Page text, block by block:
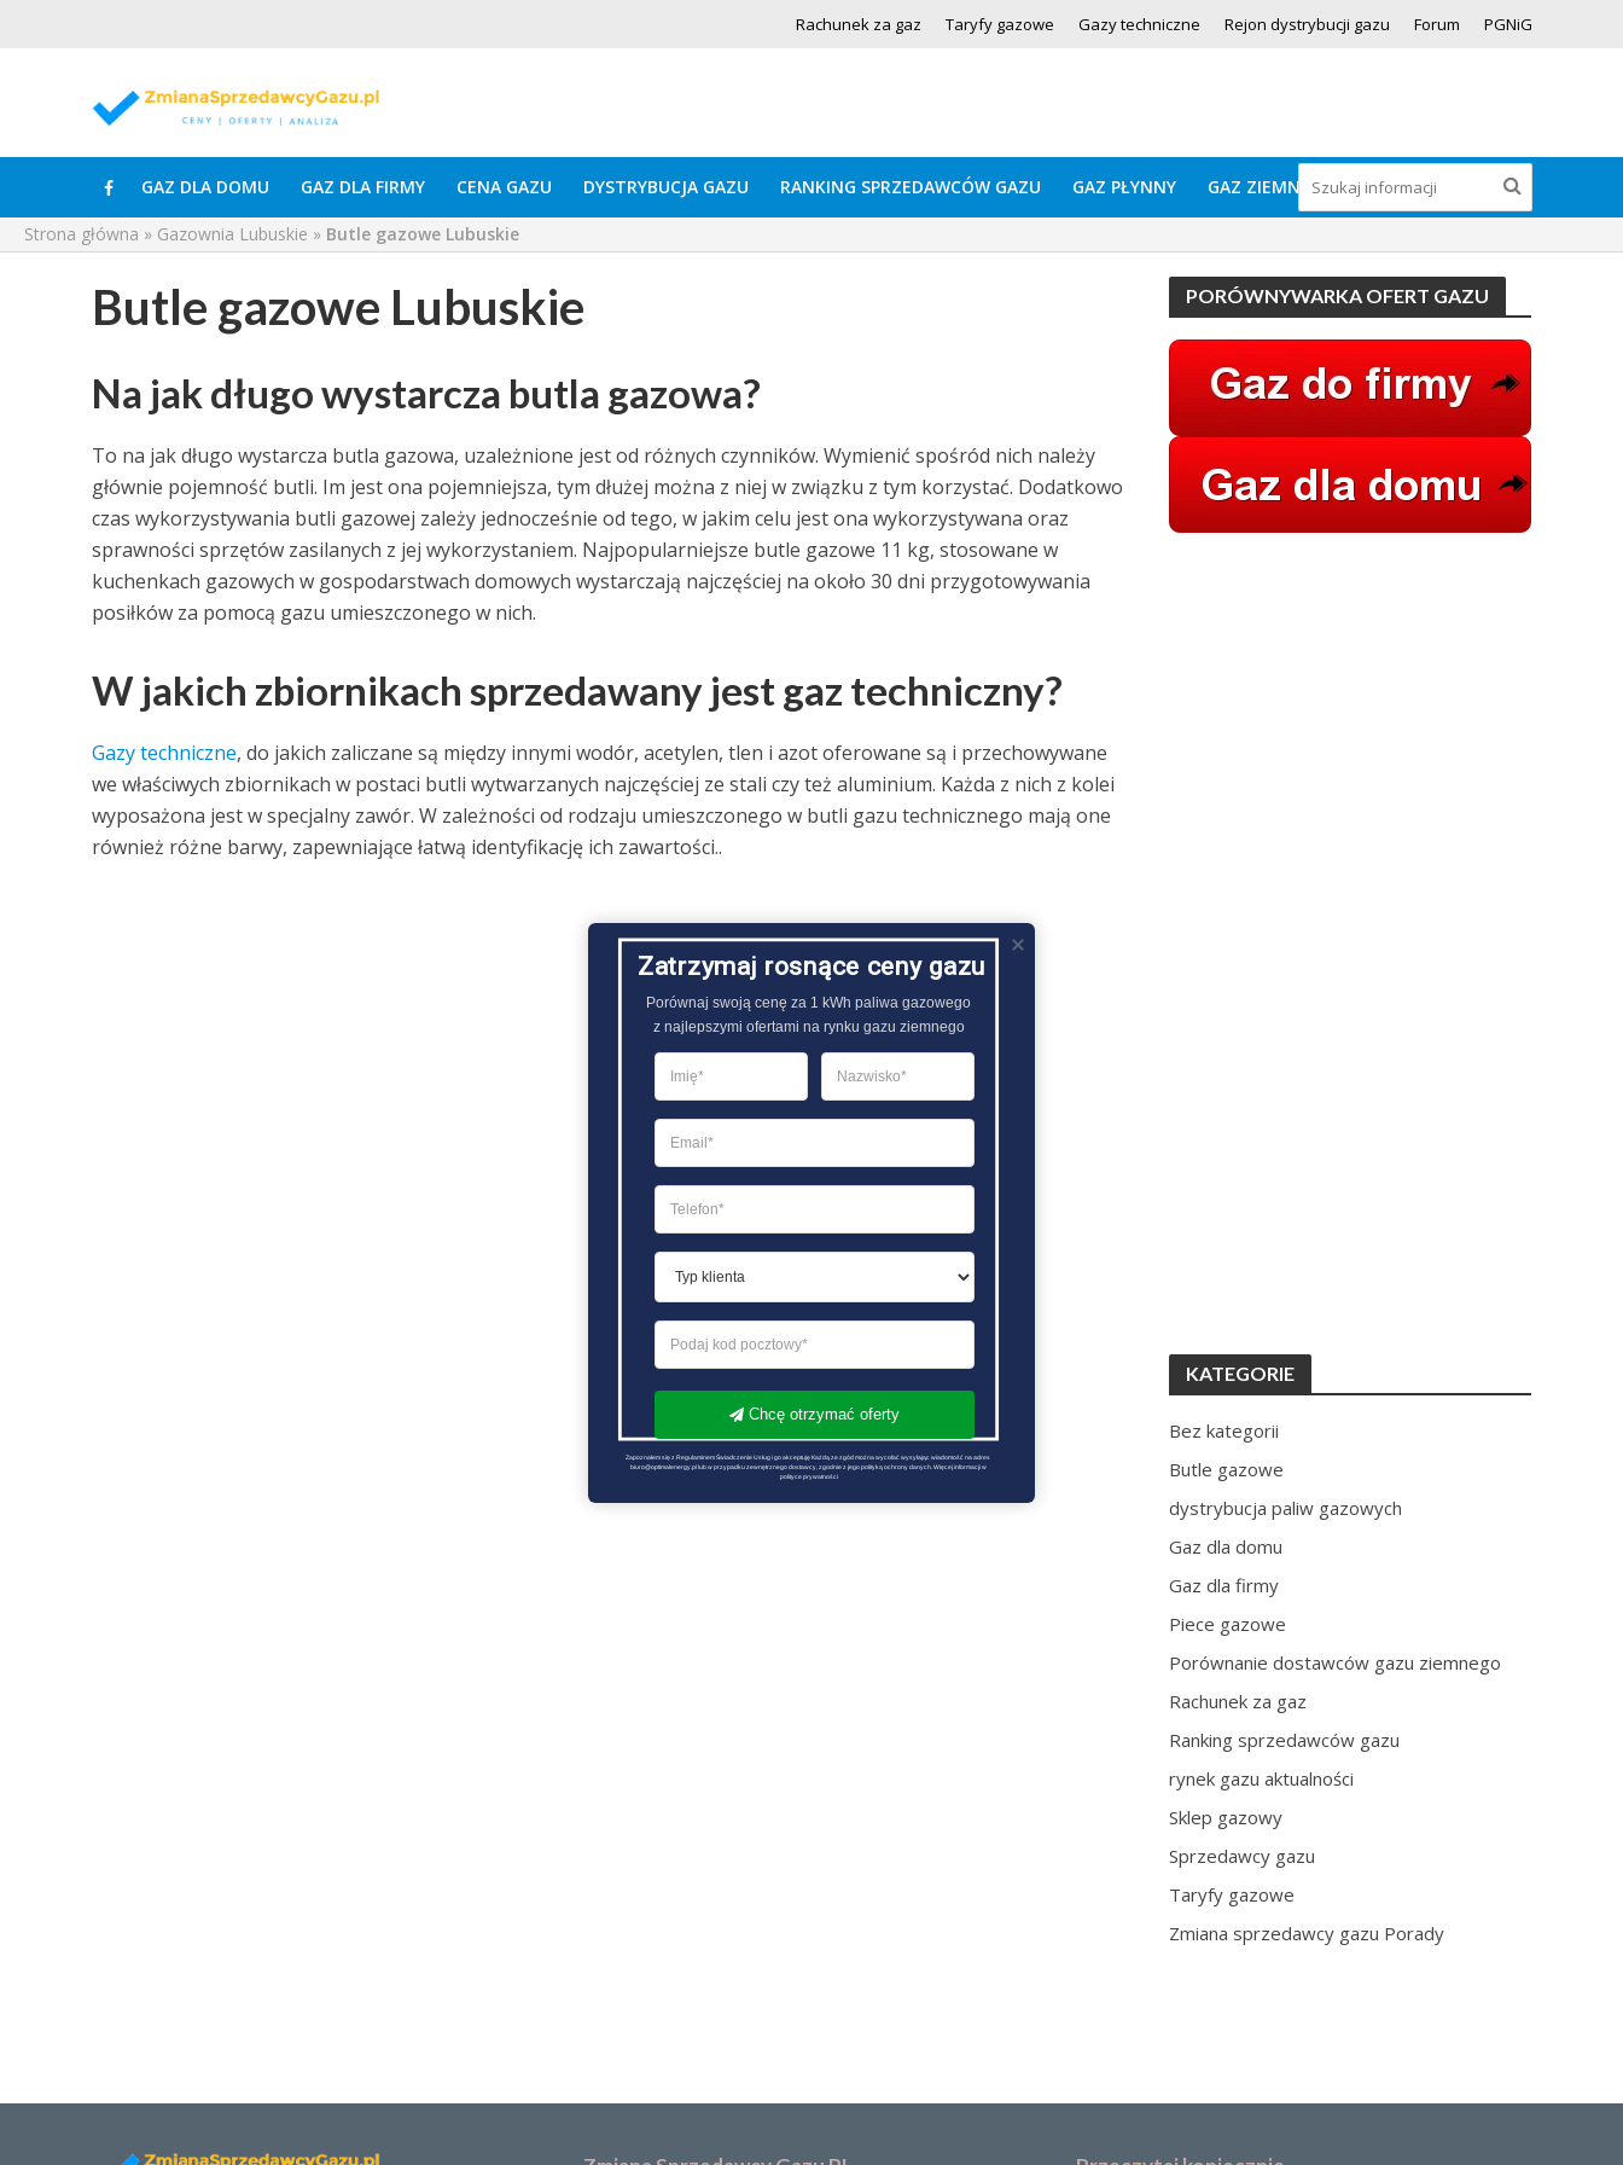
Rachunek za gaz Taryfy gazowe Gazy techniczne Rejon dystrybucji gazu Forum PGNiG
GAZ DLA DOMU GAZ DLA FIRMY CENA GAZU DYSTRYBUCJA GAZU RANKING SPRZEDAWCÓW GAZU GAZ PŁYNNY GAZ ZIEMNY
Strona główna » Gazownia Lubuskie » Butle gazowe Lubuskie
Butle gazowe Lubuskie
Na jak długo wystarcza butla gazowa?
To na jak długo wystarcza butla gazowa, uzależnione jest od różnych czynników. Wymienić spośród nich należy
głównie pojemność butli. Im jest ona pojemniejsza, tym dłużej można z niej w związku z tym korzystać. Dodatkowo
czas wykorzystywania butli gazowej zależy jednocześnie od tego, w jakim celu jest ona wykorzystywana oraz
sprawności sprzętów zasilanych z jej wykorzystaniem. Najpopularniejsze butle gazowe 11 kg, stosowane w
kuchenkach gazowych w gospodarstwach domowych wystarczają najczęściej na około 30 dni przygotowywania
posiłków za pomocą gazu umieszczonego w nich.
W jakich zbiornikach sprzedawany jest gaz techniczny?
Gazy techniczne, do jakich zaliczane są między innymi wodór, acetylen, tlen i azot oferowane są i przechowywane
we właściwych zbiornikach w postaci butli wytwarzanych najczęściej ze stali czy też aluminium. Każda z nich z kolei
wyposażona jest w specjalny zawór. W zależności od rodzaju umieszczonego w butli gazu technicznego mają one
również różne barwy, zapewniające łatwą identyfikację ich zawartości..
PORÓWNYWARKA OFERT GAZU
KATEGORIE
Bez kategorii
Butle gazowe
dystrybucja paliw gazowych
Gaz dla domu
Gaz dla firmy
Piece gazowe
Porównanie dostawców gazu ziemnego
Rachunek za gaz
Ranking sprzedawców gazu
rynek gazu aktualności
Sklep gazowy
Sprzedawcy gazu
Taryfy gazowe
Zmiana sprzedawcy gazu Porady
Zatrzymaj rosnące ceny gazu
Porównaj swoją cenę za 1 kWh paliwa gazowego
z najlepszymi ofertami na rynku gazu ziemnego
Chcę otrzymać oferty
Zapoznałem się z Regulaminem Świadczenie Usług i go akceptuję Każdą ze zgód można wycofać wysyłając wiadomość na adres
biuro@optimalenergy.pl lub w przypadku zewnętrznego dostawcy, zgodnie z jego polityką ochrony danych. Więcej informacji w
polityce prywatności